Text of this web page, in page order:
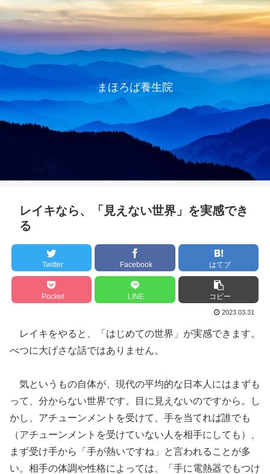
まほろば養生院
レイキなら、「見えない世界」を実感でき
る
Twitter Facebook はてブ
Pocket LINE コピー
2023.03.31
レイキをやると、「はじめての世界」が実感できます。
べつに大げさな話ではありません。
気というもの自体が、現代の平均的な日本人にはまずも
って、分からない世界です。目に見えないのですから。し
かし、アチューンメントを受けて、手を当てれば誰でも
（アチューンメントを受けていない人を相手にしても）、
まず受け手から「手が熱いですね」と言われることが多
い。相手の体調や性格によっては、「手に電熱器でもつけ